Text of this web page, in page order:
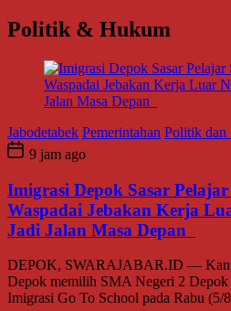
Politik & Hukum
Jabodetabek Pemerintahan Politik dan
9 jam ago
Imigrasi Depok Sasar
Waspadai Jebakan Kerja
Jadi Jalan Masa Depan
DEPOK, SWARAJABAR.ID —
Depok memilih SMA Negeri 2 Depok
Imigrasi Go To School pada Rabu